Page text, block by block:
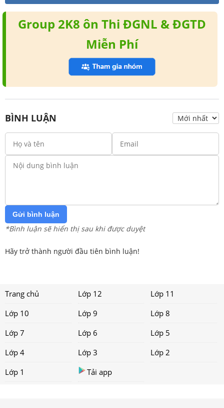
Group 2K8 ôn Thi ĐGNL & ĐGTD
Miễn Phí
BÌNH LUẬN
Gửi bình luận
*Bình luận sẽ hiển thị sau khi được duyệt
Hãy trở thành người đầu tiên bình luận!
Trang chủ Lớp 12
Lớp 11
Lớp 10
Lớp 9
Lớp 8
Lớp 7
Lớp 6
Lớp 5
Lớp 4
Lớp 3
Lớp 2
Lớp 1
Tải app